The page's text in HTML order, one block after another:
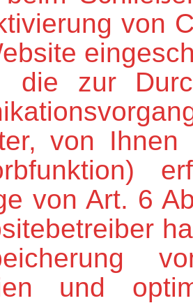
von
die zur
von
von Art. 6
und